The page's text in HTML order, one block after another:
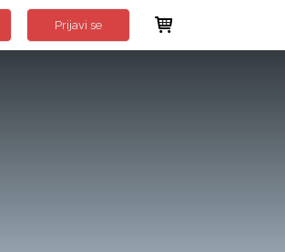
Prijavi se